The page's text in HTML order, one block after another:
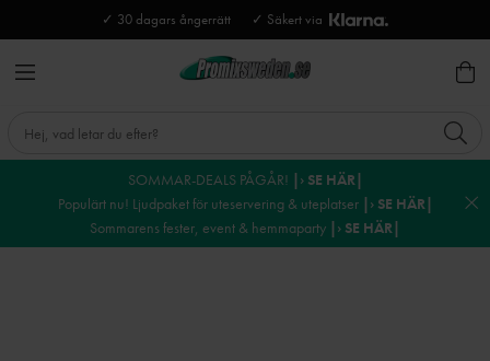
✓ 30 dagars ångerrätt ✓ Säkert via
SOMMAR-DEALS PÅGÅR! |› SE HÄR|
Populärt nu! Ljudpaket för uteservering & uteplatser |› SE HÄR|
Sommarens fester, event & hemmaparty |› SE HÄR|